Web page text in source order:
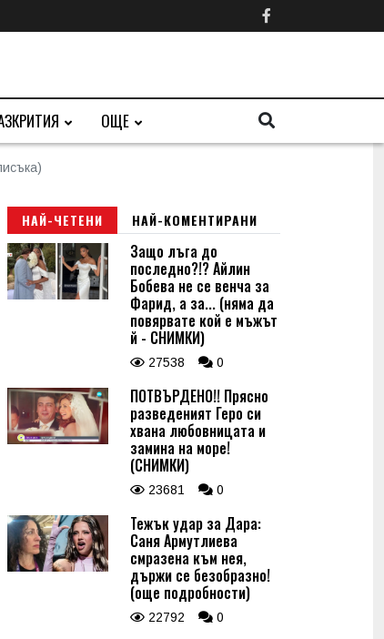
ОЩЕ
НАЙ-ЧЕТЕНИ НАЙ-КОМЕНТИРАНИ
Защо лъга до
последно?!? Айлин
Бобева не се венча за
Фарид, а за... (няма да
повярвате кой е мъжът
й - СНИМКИ)
27538 0
ПОТВЪРДЕНО!! Прясно
разведеният Геро си
хвана любовницата и
замина на море!
(СНИМКИ)
23681 0
Тежък удар за Дара:
Саня Армутлиева
смразена към нея,
държи се безобразно!
(още подробности)
22792 0